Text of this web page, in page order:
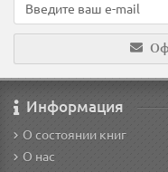
Информация
О состоянии книг
О нас